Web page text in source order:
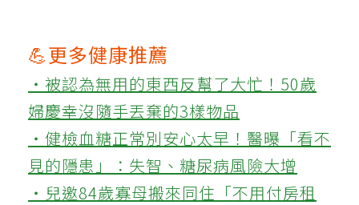
💪更多健康推薦
‧被認為無用的東西反幫了大忙！50歲
婦慶幸沒隨手丟棄的3樣物品
‧健檢血糖正常別安心太早！醫曝「看不
見的隱患」：失智、糖尿病風險大增
‧兒邀84歲寡母搬來同住「不用付房租